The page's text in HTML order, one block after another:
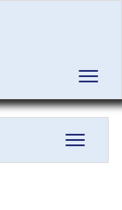
Menü